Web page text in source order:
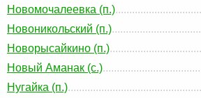
Новомочалеевка (п.)
Новоникольский (п.)
Новорысайкино (п.)
Новый Аманак (с.)
Нугайка (п.)